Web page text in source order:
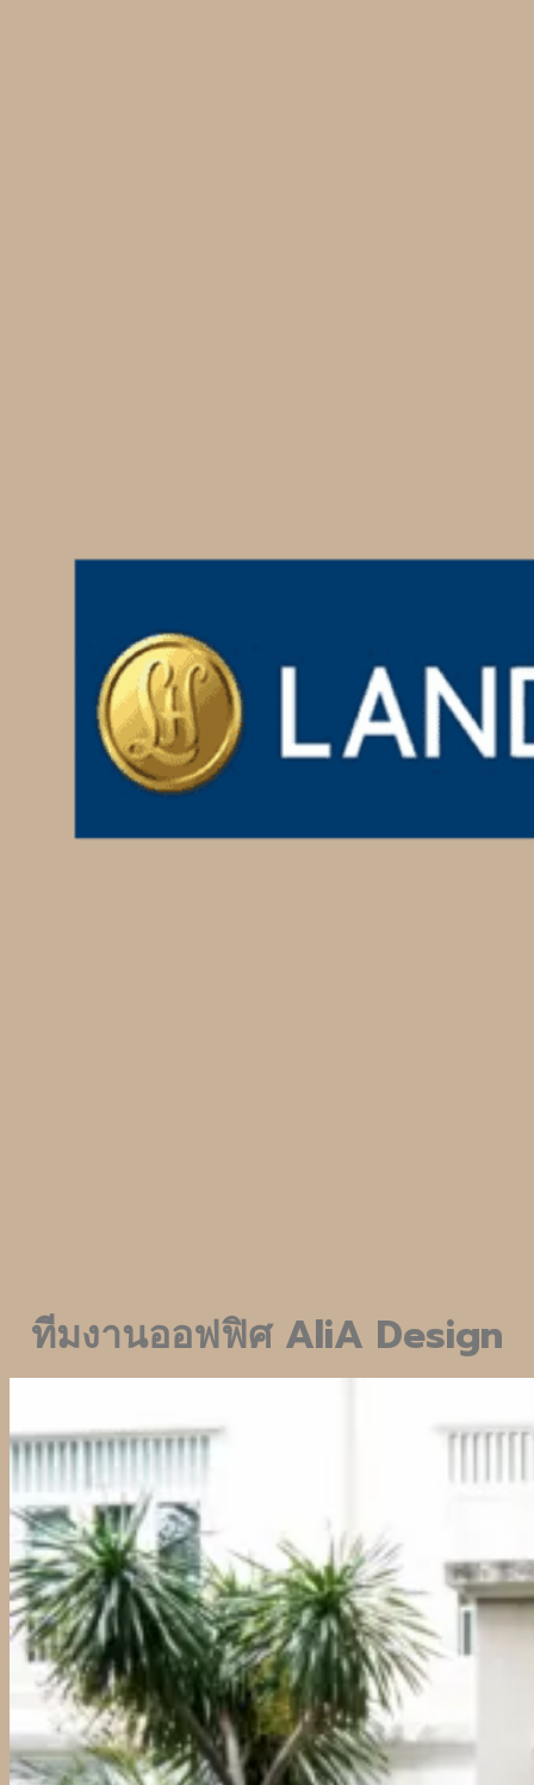
ทีมงานออฟฟิศ AliA Design